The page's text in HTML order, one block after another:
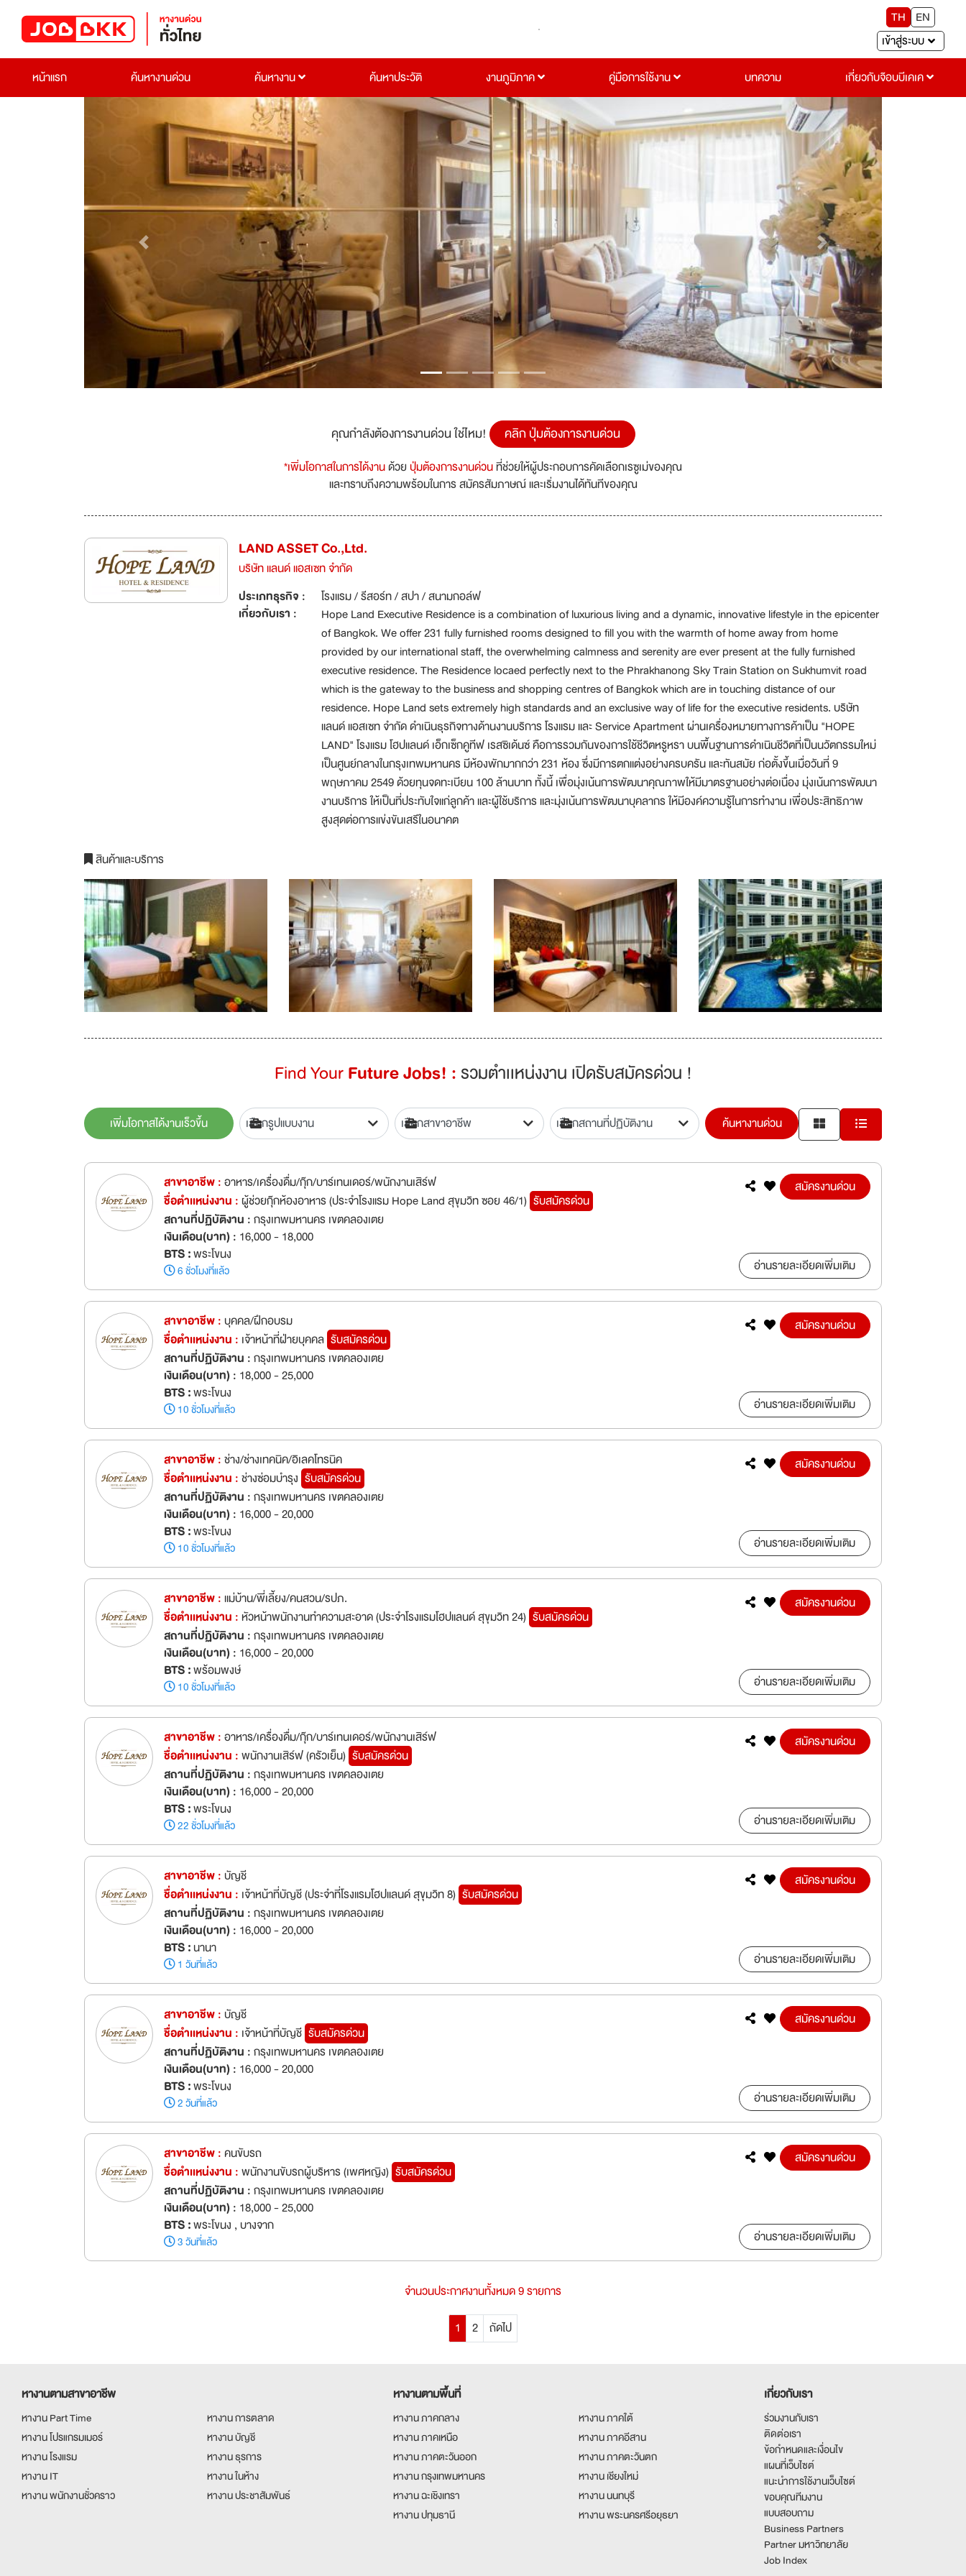
TH
EN
เข้าสู่ระบบ
หน้าแรก
ค้นหางานด่วน ค้นหางาน ค้นหาประวัติ งานภูมิภาค คู่มือการใช้งาน บทความ เกี่ยวกับจ๊อบบีเคเค
Previous Next
คุณกำลังต้องการงานด่วน ใช่ไหม! คลิก ปุ่มต้องการงานด่วน
*เพิ่มโอกาสในการได้งานด้วยปุ่มต้องการงานด่วนที่ช่วยให้ผู้ประกอบการคัดเลือกเรซูเม่ของคุณ
และทราบถึงความพร้อมในการ สมัครสัมภาษณ์ และเริ่มงานได้ทันทีของคุณ
LAND ASSET Co.,Ltd.
บริษัท แลนด์ แอสเซท จำกัด
ประเภทธุรกิจ :
โรงแรม / รีสอร์ท / สปา / สนามกอล์ฟ
เกี่ยวกับเรา :
Hope Land Executive Residence is a combination of luxurious living and a dynamic, innovative lifestyle in the epicenter
of Bangkok. We offer 231 fully furnished rooms designed to fill you with the warmth of home away from home
provided by our international staff, the overwhelming calmness and serenity are ever present at the fully furnished
executive residence. The Residence locaed perfectly next to the Phrakhanong Sky Train Station on Sukhumvit road
which is the gateway to the business and shopping centres of Bangkok which are in touching distance of our
residence. Hope Land sets extremely high standards and an exclusive way of life for the executive residents. บริษัท
แลนด์ แอสเซท จำกัด ดำเนินธุรกิจทางด้านงานบริการ โรงแรม และ Service Apartment ผ่านเครื่องหมายทางการค้าเป็น "HOPE
LAND" โรงแรม โฮปแลนด์ เอ็กเซ็กคูทีฟ เรสซิเด้นซ์ คือการรวมกันของการใช้ชีวิตหรูหรา บนพื้นฐานการดำเนินชีวิตที่เป็นนวัตกรรมใหม่
เป็นศูนย์กลางในกรุงเทพมหานคร มีห้องพักมากกว่า 231 ห้อง ซึ่งมีการตกแต่งอย่างครบครัน และทันสมัย ก่อตั้งขึ้นเมื่อวันที่ 9
พฤษภาคม 2549 ด้วยทุนจดทะเบียน 100 ล้านบาท ทั้งนี้ เพื่อมุ่งเน้นการพัฒนาคุณภาพให้มีมาตรฐานอย่างต่อเนื่อง มุ่งเน้นการพัฒนา
งานบริการ ให้เป็นที่ประทับใจแก่ลูกค้า และผู้ใช้บริการ และมุ่งเน้นการพัฒนาบุคลากร ให้มีองค์ความรู้ในการทำงาน เพื่อประสิทธิภาพ
สูงสุดต่อการแข่งขันเสรีในอนาคต
สินค้าและบริการ
Find YourFuture Jobs! :รวมตำเเหน่งงาน เปิดรับสมัครด่วน !
เพิ่มโอกาสได้งานเร็วขึ้น ค้นหางานด่วน
สาขาอาชีพ :อาหาร/เครื่องดื่ม/กุ๊ก/บาร์เทนเดอร์/พนักงานเสิร์ฟ
ชื่อตำเเหน่งงาน :ผู้ช่วยกุ๊กห้องอาหาร (ประจำโรงแรม Hope Land สุขุมวิท ซอย 46/1) รับสมัครด่วน
สถานที่ปฏิบัติงาน :กรุงเทพมหานคร เขตคลองเตย
เงินเดือน(บาท) : 16,000 - 18,000
BTS :พระโขนง
6 ชั่วโมงที่แล้ว
สมัครงานด่วน
อ่านรายละเอียดเพิ่มเติม
สาขาอาชีพ :บุคคล/ฝึกอบรม
ชื่อตำเเหน่งงาน : เจ้าหน้าที่ฝ่ายบุคคล รับสมัครด่วน
สถานที่ปฏิบัติงาน :กรุงเทพมหานคร เขตคลองเตย
เงินเดือน(บาท) : 18,000 - 25,000
BTS :พระโขนง
10 ชั่วโมงที่แล้ว
สมัครงานด่วน
อ่านรายละเอียดเพิ่มเติม
สาขาอาชีพ :ช่าง/ช่างเทคนิค/อิเลคโทรนิค
ชื่อตำเเหน่งงาน :ช่างซ่อมบำรุง รับสมัครด่วน
สถานที่ปฏิบัติงาน :กรุงเทพมหานคร เขตคลองเตย
เงินเดือน(บาท) : 16,000 - 20,000
BTS :พระโขนง
10 ชั่วโมงที่แล้ว
สมัครงานด่วน
อ่านรายละเอียดเพิ่มเติม
สาขาอาชีพ :แม่บ้าน/พี่เลี้ยง/คนสวน/รปภ.
ชื่อตำเเหน่งงาน :หัวหน้าพนักงานทำความสะอาด (ประจำโรงแรมโฮปแลนด์ สุขุมวิท 24) รับสมัครด่วน
สถานที่ปฏิบัติงาน :กรุงเทพมหานคร เขตคลองเตย
เงินเดือน(บาท) : 16,000 - 20,000
BTS :พร้อมพงษ์
10 ชั่วโมงที่แล้ว
สมัครงานด่วน
อ่านรายละเอียดเพิ่มเติม
สาขาอาชีพ :อาหาร/เครื่องดื่ม/กุ๊ก/บาร์เทนเดอร์/พนักงานเสิร์ฟ
ชื่อตำเเหน่งงาน :พนักงานเสิร์ฟ (ครัวเย็น) รับสมัครด่วน
สถานที่ปฏิบัติงาน :กรุงเทพมหานคร เขตคลองเตย
เงินเดือน(บาท) : 16,000 - 20,000
BTS :พระโขนง
22 ชั่วโมงที่แล้ว
สมัครงานด่วน
อ่านรายละเอียดเพิ่มเติม
สาขาอาชีพ :บัญชี
ชื่อตำเเหน่งงาน : เจ้าหน้าที่บัญชี (ประจำที่โรงแรมโฮปแลนด์ สุขุมวิท 8) รับสมัครด่วน
สถานที่ปฏิบัติงาน :กรุงเทพมหานคร เขตคลองเตย
เงินเดือน(บาท) : 16,000 - 20,000
BTS :นานา
1 วันที่แล้ว
สมัครงานด่วน
อ่านรายละเอียดเพิ่มเติม
สาขาอาชีพ :บัญชี
ชื่อตำเเหน่งงาน : เจ้าหน้าที่บัญชี รับสมัครด่วน
สถานที่ปฏิบัติงาน :กรุงเทพมหานคร เขตคลองเตย
เงินเดือน(บาท) : 16,000 - 20,000
BTS :พระโขนง
2 วันที่แล้ว
สมัครงานด่วน
อ่านรายละเอียดเพิ่มเติม
สาขาอาชีพ :คนขับรถ
ชื่อตำเเหน่งงาน :พนักงานขับรถผู้บริหาร (เพศหญิง) รับสมัครด่วน
สถานที่ปฏิบัติงาน :กรุงเทพมหานคร เขตคลองเตย
เงินเดือน(บาท) : 18,000 - 25,000
BTS :พระโขนง , บางจาก
3 วันที่แล้ว
สมัครงานด่วน
อ่านรายละเอียดเพิ่มเติม
จำนวนประกาศงานทั้งหมด 9 รายการ
1
2 ถัดไป
หางานตามสาขาอาชีพ
หางาน Part Time
หางาน การตลาด
หางาน โปรแกรมเมอร์
หางาน บัญชี
หางาน โรงแรม
หางาน ธุรการ
หางาน IT
หางาน ในห้าง
หางาน พนักงานชั่วคราว
หางาน ประชาสัมพันธ์
หางานตามพื้นที่
หางาน ภาคกลาง
หางาน ภาคใต้
หางาน ภาคเหนือ
หางาน ภาคอีสาน
หางาน ภาคตะวันออก
หางาน ภาคตะวันตก
หางาน กรุงเทพมหานคร
หางาน เชียงใหม่
หางาน ฉะเชิงเทรา
หางาน นนทบุรี
หางาน ปทุมธานี
หางาน พระนครศรีอยุธยา
เกี่ยวกับเรา
ร่วมงานกับเรา
ติดต่อเรา
ข้อกำหนดและเงื่อนไข
แผนที่เว็บไซต์
แนะนำการใช้งานเว็บไซต์
ขอบคุณทีมงาน
แบบสอบถาม
Business Partners
Partner มหาวิทยาลัย
Job Index